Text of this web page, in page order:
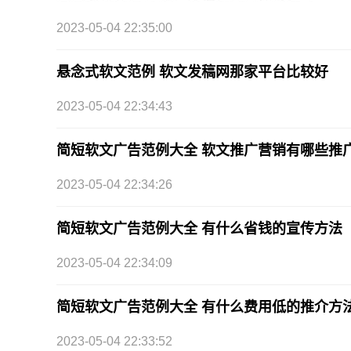
2023-05-04 22:35:00
悬念式软文范例 软文发稿网那家平台比较好
2023-05-04 22:34:43
简短软文广告范例大全 软文推广营销有哪些推
2023-05-04 22:34:26
简短软文广告范例大全 有什么省钱的宣传方法
2023-05-04 22:34:09
简短软文广告范例大全 有什么费用低的推介方
2023-05-04 22:33:52